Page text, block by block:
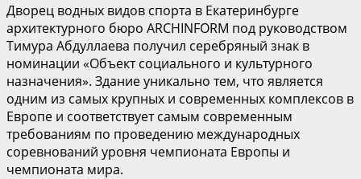
Дворец водных видов спорта в Екатеринбурге
архитектурного бюро ARCHINFORM под руководством
Тимура Абдуллаева получил серебряный знак в
номинации «Объект социального и культурного
назначения». Здание уникально тем, что является
одним из самых крупных и современных комплексов в
Европе и соответствует самым современным
требованиям по проведению международных
соревнований уровня чемпионата Европы и
чемпионата мира.